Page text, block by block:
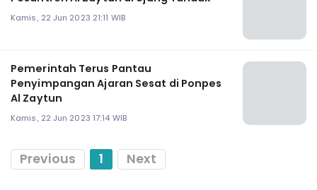
Kamis, 22 Jun 2023 21:11 WIB
Pemerintah Terus Pantau
Penyimpangan Ajaran Sesat di Ponpes
Al Zaytun
Kamis, 22 Jun 2023 17:14 WIB
Previous 1 Next